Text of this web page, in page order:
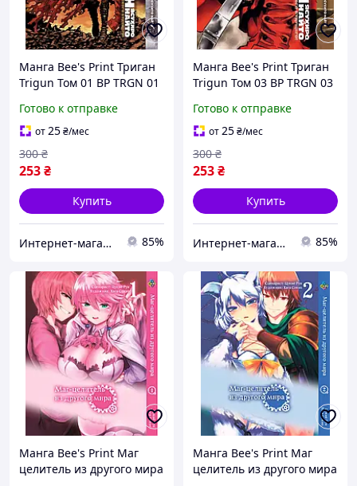
Манга Bee's Print Триган
Trigun Том 01 BP TRGN 01
Готово к отправке
от25₴/мес
253₴
300 ₴
Купить
Интернет-магазин "Tik-tak" 85%
Манга Bee's Print Триган
Trigun Том 03 BP TRGN 03
Готово к отправке
от25₴/мес
253₴
300 ₴
Купить
Интернет-магазин "Tik-tak" 85%
Манга Bee's Print Маг
целитель из другого мира
Манга Bee's Print Маг
целитель из другого мира